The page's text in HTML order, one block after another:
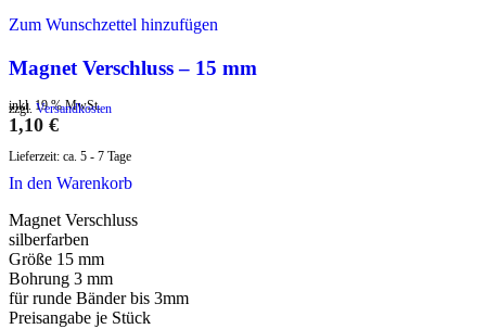
Zum Wunschzettel hinzufügen
Magnet Verschluss – 15 mm
inkl. 19 % MwSt.
zzgl. Versandkosten
1,10 €
Lieferzeit: ca. 5 - 7 Tage
In den Warenkorb
Magnet Verschluss
silberfarben
Größe 15 mm
Bohrung 3 mm
für runde Bänder bis 3mm
Preisangabe je Stück